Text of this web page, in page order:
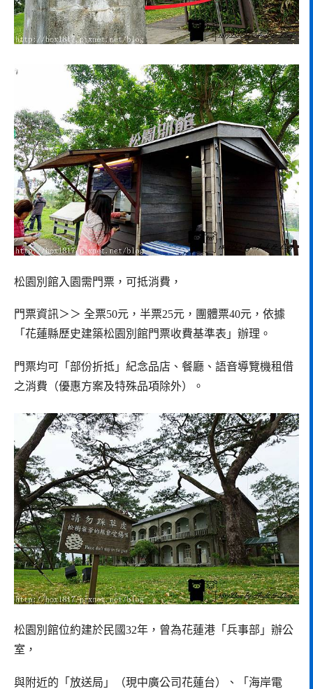
松園別館入園需門票，可抵消費，
門票資訊＞＞ 全票50元，半票25元，團體票40元，依據
「花蓮縣歷史建築松園別館門票收費基準表」辦理。
門票均可「部份折抵」紀念品店、餐廳、語音導覽機租借
之消費（優惠方案及特殊品項除外）。
松園別館位約建於民國32年，曾為花蓮港「兵事部」辦公
室，
與附近的「放送局」（現中廣公司花蓮台）、「海岸電